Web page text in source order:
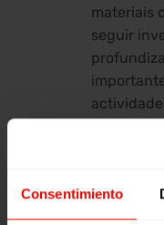
Consentimiento
materiais
seguir
de